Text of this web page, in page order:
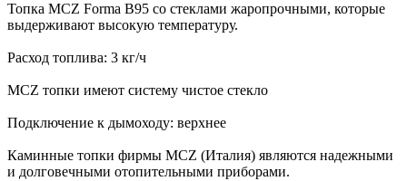
Топка MCZ Forma B95 со стеклами жаропрочными, которые
выдерживают высокую температуру.
Расход топлива: 3 кг/ч
MCZ топки имеют систему чистое стекло
Подключение к дымоходу: верхнее
Каминные топки фирмы MCZ (Италия) являются надежными
и долговечными отопительными приборами.